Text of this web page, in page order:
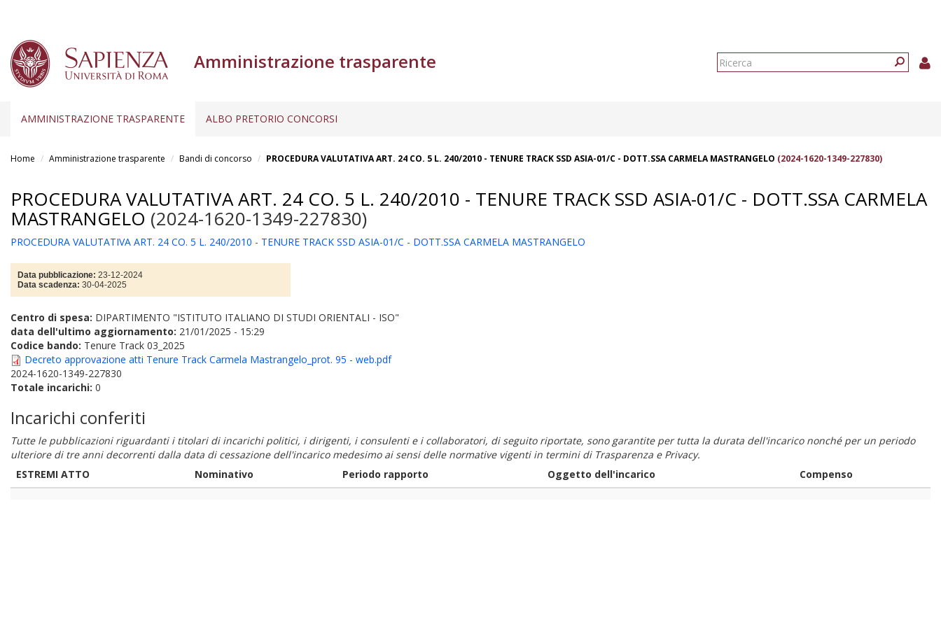
Amministrazione trasparente
Form
AMMINISTRAZIONE TRASPARENTE ALBO PRETORIO CONCORSI
Home Amministrazione trasparente Bandi di concorso PROCEDURA VALUTATIVA ART. 24 CO. 5 L. 240/2010 - TENURE TRACK SSD ASIA-01/C - DOTT.SSA CARMELA MASTRANGELO (2024-1620-1349-227830)
PROCEDURA VALUTATIVA ART. 24 CO. 5 L. 240/2010 - TENURE TRACK SSD ASIA-01/C - DOTT.SSA CARMELA
MASTRANGELO (2024-1620-1349-227830)
PROCEDURA VALUTATIVA ART. 24 CO. 5 L. 240/2010 - TENURE TRACK SSD ASIA-01/C - DOTT.SSA CARMELA MASTRANGELO
Data pubblicazione: 23-12-2024
Data scadenza: 30-04-2025
Centro di spesa: DIPARTIMENTO "ISTITUTO ITALIANO DI STUDI ORIENTALI - ISO"
data dell'ultimo aggiornamento: 21/01/2025 - 15:29
Codice bando: Tenure Track 03_2025
Decreto approvazione atti Tenure Track Carmela Mastrangelo_prot. 95 - web.pdf
2024-1620-1349-227830
Totale incarichi: 0
Incarichi conferiti
Tutte le pubblicazioni riguardanti i titolari di incarichi politici, i dirigenti, i consulenti e i collaboratori, di seguito riportate, sono garantite per tutta la durata dell'incarico nonché per un periodo
ulteriore di tre anni decorrenti dalla data di cessazione dell'incarico medesimo ai sensi delle normative vigenti in termini di Trasparenza e Privacy.
ESTREMI ATTO
Nominativo Periodo rapporto Oggetto dell'incarico Compenso